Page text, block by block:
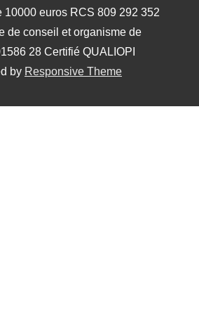
10000 euros RCS 809 292 352
de conseil et organisme de
28 Certifié QUALIOPI
by Responsive Theme